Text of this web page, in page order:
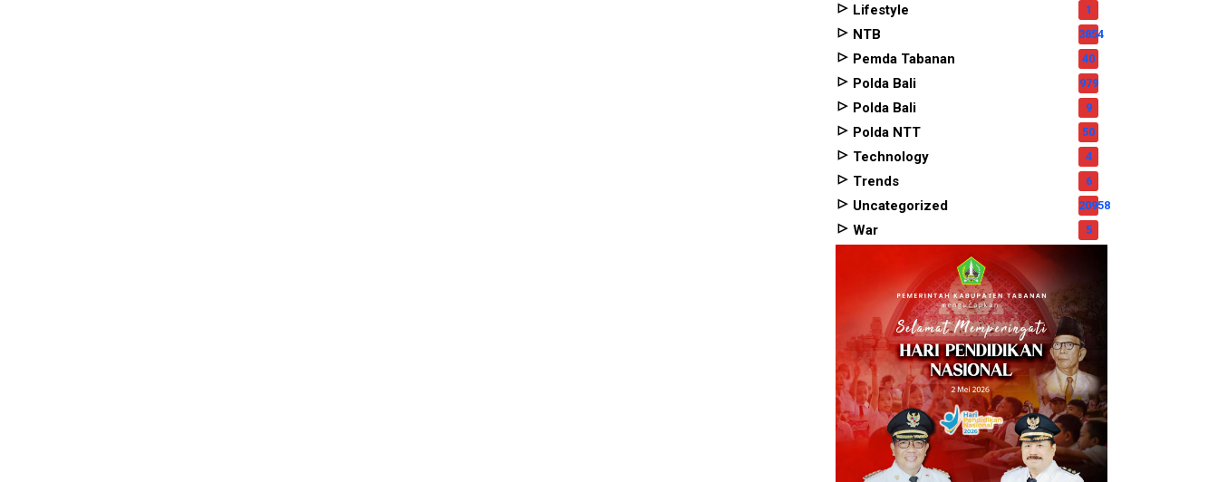
Lifestyle 1
NTB 3854
Pemda Tabanan 40
Polda Bali 979
Polda Bali 9
Polda NTT 50
Technology 4
Trends 6
Uncategorized 20958
War 5